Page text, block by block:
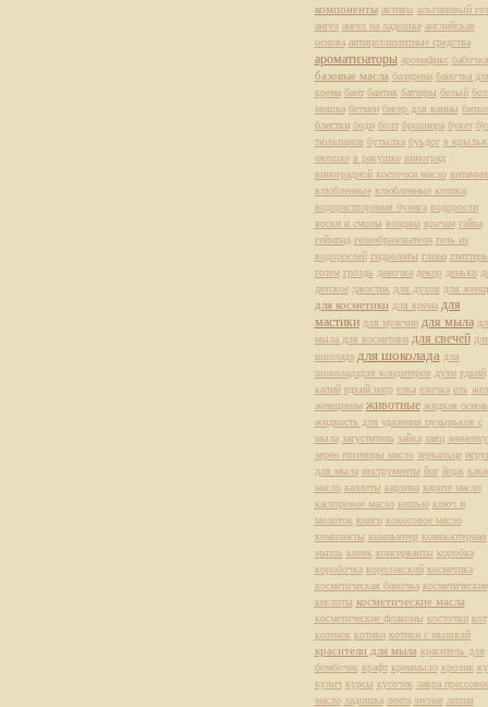
компоненты активы альгиновый
ангел ангел на ладошке английская
основа антицеллюлитные средства
ароматизаторы аромафикс бабочка
базовые масла балерина баночка
крема бант бантик баттеры белый
мишка бетмен бисер для ванны
блестки боди болт брошюра букет
тюльпанов бутылка буьдог в
окошке в ракушке виноград
виноградной косточки масло
влюбленные влюбленные котики
водорастворимая бумага водоросли
воски и смолы вощина врачам гайка
геймпад гелеобразователи гель из
водорослей гидролаты глина
готем гроздь девочка декор деньки
детское джостик для духов для
для косметики для крема для
мастики для мужчин для мыла
мыла для косметики для свечей
школада для шоколада для
шоколададля кондитеров духи едкий
калий едкий натр елка елочка ель
женщинам животные жидкая
жидкость для удаления пузырьков с
мыла загуститель зайка заяц
зерен пшеницы масло зеркальце
для мыла инструменты йог йорк
масло каллеты карзина карите масло
касторовое масло кешью ключ и
молоток книги кокосовое масло
комплекты компьютер компьютерная
мышь конек консерванты коробка
коробочка королевский косметика
косметическая баночка косметические
кислоты косметические масла
косметические флаконы косточки кот
котенок котики котики с мышклй
красители для мыла краситель для
бомбочек крафт креммыло кролик
кулич курсы кусочек лавра прессовое
масло ладошка лента лесная лилия